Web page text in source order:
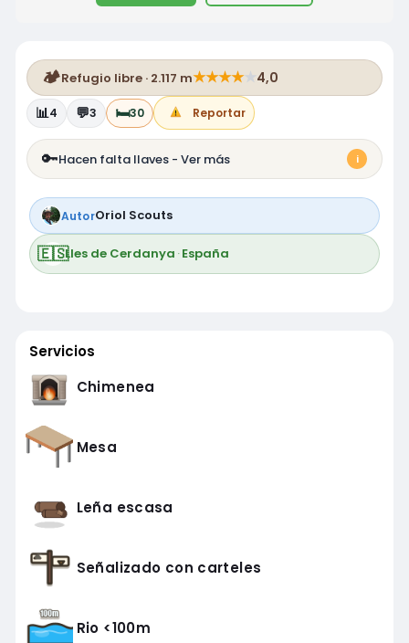
🏕️Refugio libre · 2.117 m★★★★★4,0
📊4 💬3 🛏️30 Reportar
🔑Hacen falta llaves - Ver más i
AutorOriol Scouts
🇪🇸Lles de Cerdanya ·España
Servicios
Chimenea
Mesa
Leña escasa
Señalizado con carteles
Rio <100m